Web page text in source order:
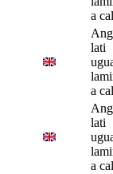
a
lati
a
lati
a